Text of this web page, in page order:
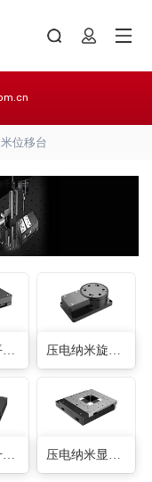
位移台
压电纳米平移台
压电纳米升降台 压电纳米显微镜平台